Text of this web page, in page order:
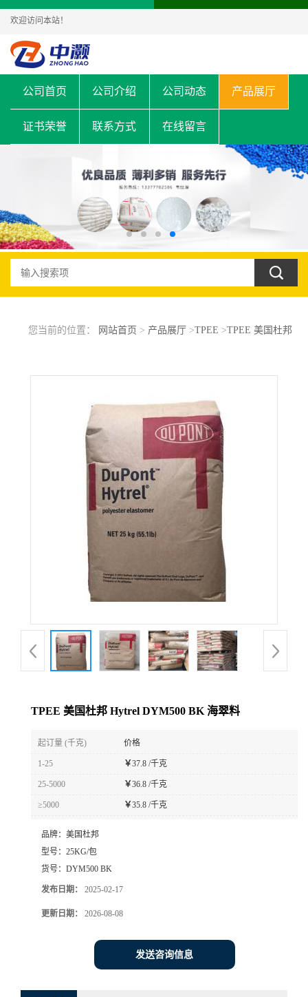
欢迎访问本站！
公司首页 公司介绍 公司动态 产品展厅
证书荣誉 联系方式 在线留言
您当前的位置： 网站首页 > 产品展厅>TPEE >TPEE 美国杜邦
TPEE 美国杜邦 Hytrel DYM500 BK 海翠料
起订量 (千克) 价格
1-25 ￥37.8 /千克
25-5000 ￥36.8 /千克
≥5000 ￥35.8 /千克
品牌： 美国杜邦
型号： 25KG/包
货号： DYM500 BK
发布日期： 2025-02-17
更新日期： 2026-08-08
发送咨询信息